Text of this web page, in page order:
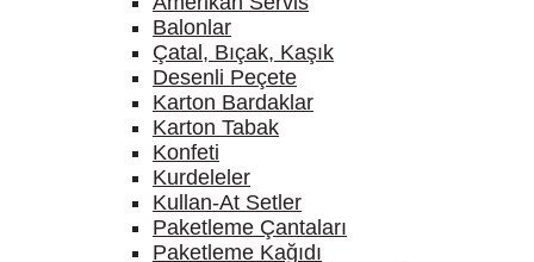
Balonlar
Çatal, Bıçak, Kaşık
Desenli Peçete
Karton Bardaklar
Karton Tabak
Konfeti
Kurdeleler
Kullan-At Setler
Paketleme Çantaları
Paketleme Kağıdı